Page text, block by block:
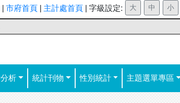
| 市府首頁| 主計處首頁| 字級設定:
析 統計刊物 性別統計 主題選單專區